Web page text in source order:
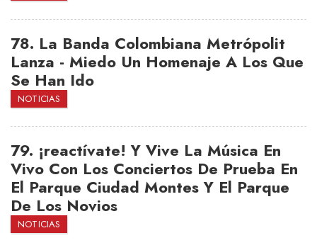
78. La Banda Colombiana Metrópolit
Lanza - Miedo Un Homenaje A Los Que
Se Han Ido
NOTICIAS
79. ¡reactívate! Y Vive La Música En
Vivo Con Los Conciertos De Prueba En
El Parque Ciudad Montes Y El Parque
De Los Novios
NOTICIAS